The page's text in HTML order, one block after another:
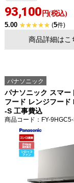
93,100 円(税込)
5.00 (5件)
商品詳細はこ
パナソニック
パナソニック スマー
フード レンジフード
-S 工事費込
商品コード ：FY-